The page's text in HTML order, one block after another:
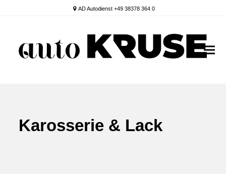
AD Autodienst +49 38378 364 0
Karosserie & Lack